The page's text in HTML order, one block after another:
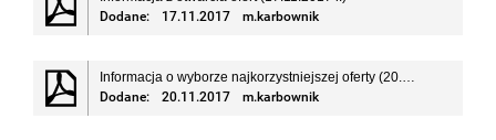
Dodane:
17.11.2017 m.karbownik
Informacja o wyborze najkorzystniejszej oferty (20.11.2017 r.)
Dodane:
20.11.2017 m.karbownik